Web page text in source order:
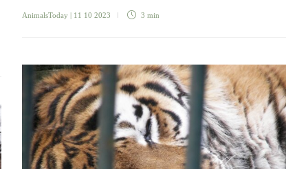
AnimalsToday | 11 10 2023 3 min